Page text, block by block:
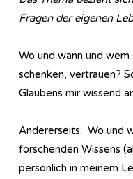
Fragen der eigenen
Wo und wann und wem
schenken, vertrauen?
Glaubens mir wissend
Andererseits: Wo und
forschenden Wissens
persönlich in meinem